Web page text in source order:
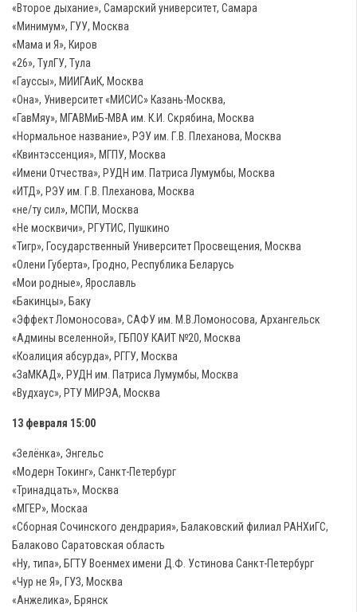
«Второе дыхание», Самарский университет, Самара
«Минимум», ГУУ, Москва
«Мама и Я», Киров
«26», ТулГУ, Тула
«Гауссы», МИИГАиК, Москва
«Она», Университет «МИСИС» Казань-Москва,
«ГавМяу», МГАВМиБ-МВА им. К.И. Скрябина, Москва
«Нормальное название», РЭУ им. Г.В. Плеханова, Москва
«Квинтэссенция», МГПУ, Москва
«Имени Отчества», РУДН им. Патриса Лумумбы, Москва
«ИТД», РЭУ им. Г.В. Плеханова, Москва
«не/ту сил», МСПИ, Москва
«Не москвичи», РГУТИС, Пушкино
«Тигр», Государственный Университет Просвещения, Москва
«Олени Губерта», Гродно, Республика Беларусь
«Мои родные», Ярославль
«Бакинцы», Баку
«Эффект Ломоносова», САФУ им. М.В.Ломоносова, Архангельск
«Админы вселенной», ГБПОУ КАИТ №20, Москва
«Коалиция абсурда», РГГУ, Москва
«ЗаМКАД», РУДН им. Патриса Лумумбы, Москва
«Вудхаус», РТУ МИРЭА, Москва
13 февраля 15:00
«Зелёнка», Энгельс
«Модерн Токинг», Санкт-Петербург
«Тринадцать», Москва
«МГЕР», Москаа
«Сборная Сочинского дендрария», Балаковский филиал РАНХиГС,
Балаково Саратовская область
«Ну, типа», БГТУ Военмех имени Д.Ф. Устинова Санкт-Петербург
«Чур не Я», ГУЗ, Москва
«Анжелика», Брянск